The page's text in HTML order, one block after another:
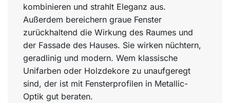
kombinieren und strahlt Eleganz aus.
Außerdem bereichern graue Fenster
zurückhaltend die Wirkung des Raumes und
der Fassade des Hauses. Sie wirken nüchtern,
geradlinig und modern. Wem klassische
Unifarben oder Holzdekore zu unaufgeregt
sind, der ist mit Fensterprofilen in Metallic-
Optik gut beraten.